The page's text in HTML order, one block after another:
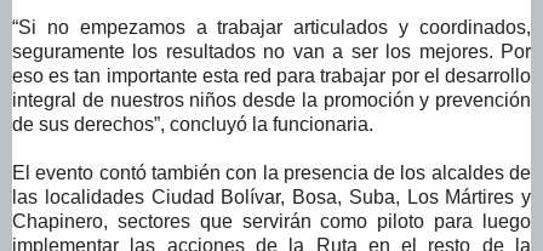
“Si no empezamos a trabajar articulados y coordinados,
seguramente los resultados no van a ser los mejores. Por
eso es tan importante esta red para trabajar por el desarrollo
integral de nuestros niños desde la promoción y prevención
de sus derechos”, concluyó la funcionaria.
El evento contó también con la presencia de los alcaldes de
las localidades Ciudad Bolívar, Bosa, Suba, Los Mártires y
Chapinero, sectores que servirán como piloto para luego
implementar las acciones de la Ruta en el resto de la